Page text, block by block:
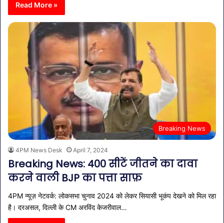
Read More »
Breaking News
4PM News Desk April 7, 2024
Breaking News: 400 सीटें जीतने का दावा
करने वाली BJP का पत्ता साफ़
4PM न्यूज़ नेटवर्क: लोकसभा चुनाव 2024 को लेकर सियासी भूकंप देखने को मिल रहा
है। दरअसल, दिल्ली के CM अरविंद केजरीवाल…